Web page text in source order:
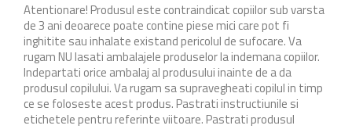
Atentionare! Produsul este contraindicat copiilor sub varsta
de 3 ani deoarece poate contine piese mici care pot fi
inghitite sau inhalate existand pericolul de sufocare. Va
rugam NU lasati ambalajele produselor la indemana copiilor.
Indepartati orice ambalaj al produsului inainte de a da
produsul copilului. Va rugam sa supravegheati copilul in timp
ce se foloseste acest produs. Pastrati instructiunile si
etichetele pentru referinte viitoare. Pastrati produsul